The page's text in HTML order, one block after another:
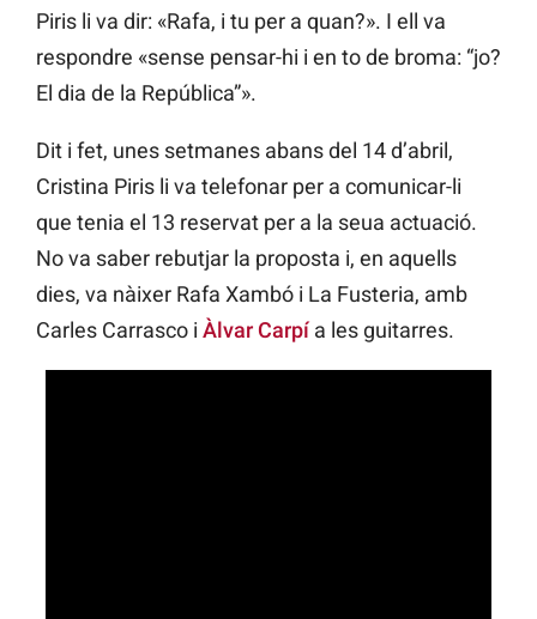
Piris li va dir: «Rafa, i tu per a quan?». I ell va
respondre «sense pensar-hi i en to de broma: “jo?
El dia de la República”».
Dit i fet, unes setmanes abans del 14 d’abril,
Cristina Piris li va telefonar per a comunicar-li
que tenia el 13 reservat per a la seua actuació.
No va saber rebutjar la proposta i, en aquells
dies, va nàixer Rafa Xambó i La Fusteria, amb
Carles Carrasco i Àlvar Carpía les guitarres.